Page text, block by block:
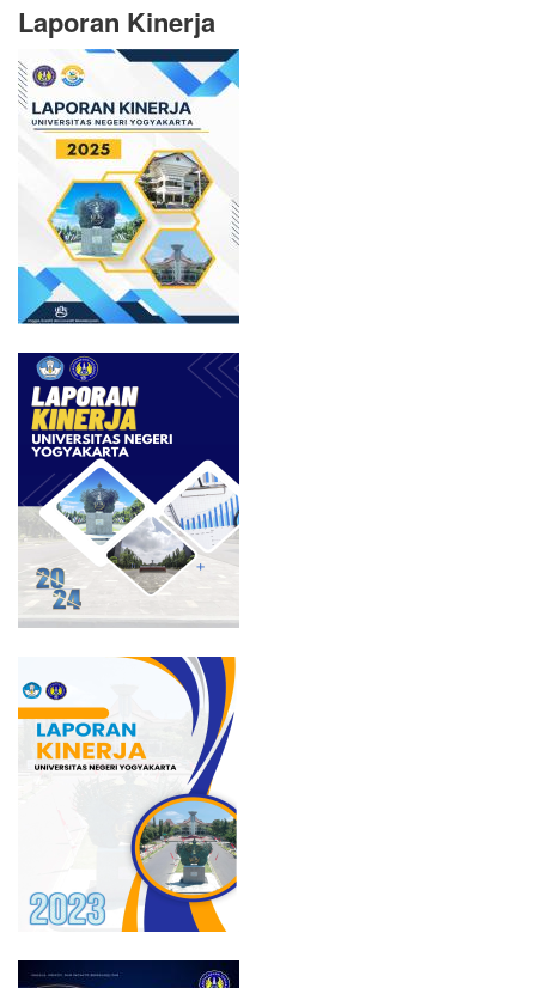
Laporan Kinerja